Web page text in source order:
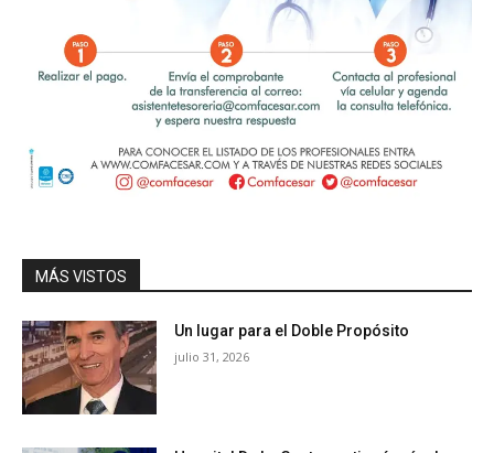
MÁS VISTOS
Un lugar para el Doble Propósito
julio 31, 2026